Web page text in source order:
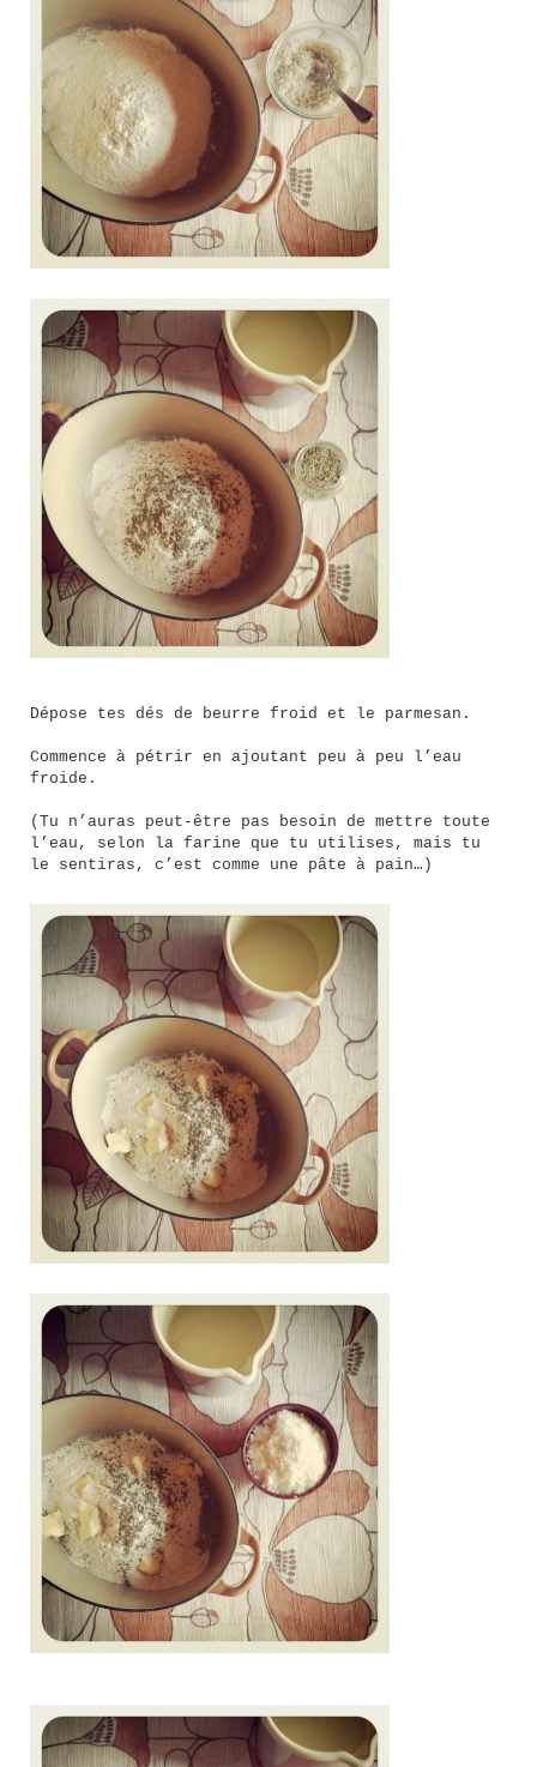
Dépose tes dés de beurre froid et le parmesan.
Commence à pétrir en ajoutant peu à peu l’eau
froide.
(Tu n’auras peut-être pas besoin de mettre toute
l’eau, selon la farine que tu utilises, mais tu
le sentiras, c’est comme une pâte à pain…)